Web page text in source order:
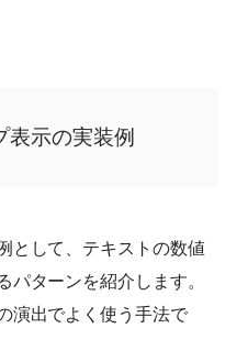
表示の実装例
として、テキストの数値
パターンを紹介します。
演出でよく使う手法で